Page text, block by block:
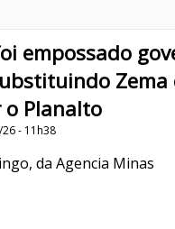
empossado
Planalto
- 11h38
da Agencia Minas